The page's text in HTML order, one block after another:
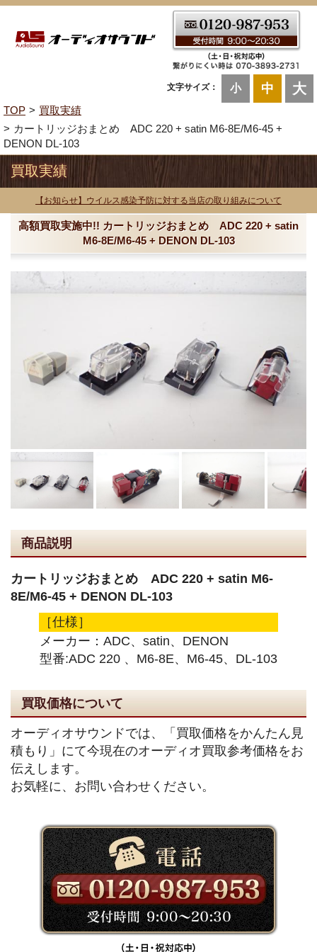
文字サイズ： 小 中 大
TOP
買取実績
カートリッジおまとめ ADC 220 + satin M6-8E/M6-45 +
DENON DL-103
買取実績
【お知らせ】ウイルス感染予防に対する当店の取り組みについて
高額買取実施中!! カートリッジおまとめ ADC 220 + satin
M6-8E/M6-45 + DENON DL-103
商品説明
カートリッジおまとめ ADC 220 + satin M6-
8E/M6-45 + DENON DL-103
［仕様］
メーカー：ADC、satin、DENON
型番:ADC 220 、M6-8E、M6-45、DL-103
買取価格について
オーディオサウンドでは、「買取価格をかんたん見
積もり」にて今現在のオーディオ買取参考価格をお
伝えします。
お気軽に、お問い合わせください。